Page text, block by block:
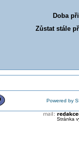
Doba
Zůstat stále
Powered by
Stránka